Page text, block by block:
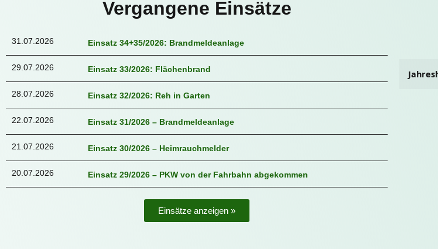
Vergangene Einsätze
31.07.2026 Einsatz 34+35/2026: Brandmeldeanlage
29.07.2026 Einsatz 33/2026: Flächenbrand
28.07.2026 Einsatz 32/2026: Reh in Garten
22.07.2026 Einsatz 31/2026 – Brandmeldeanlage
21.07.2026 Einsatz 30/2026 – Heimrauchmelder
20.07.2026 Einsatz 29/2026 – PKW von der Fahrbahn abgekommen
Einsätze anzeigen »